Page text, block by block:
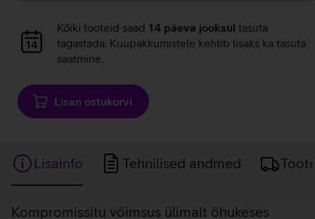
Andmete
laadimine
Kõiki tooteid saad 14 päeva jooksul tasuta
tagastada. Kuupakkumistele kehtib lisaks ka tasuta
saatmine.
Lisan ostukorvi
Lisainfo Tehnilised andmed
Lisainfo
Kompromissitu võimsus ülimalt õhukeses